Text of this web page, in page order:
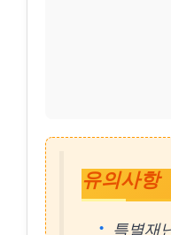
유의사항
특별재